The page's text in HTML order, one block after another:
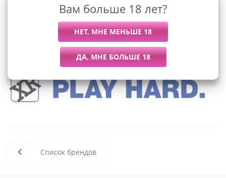
В данный момент нет активных
товаров
Список брендов
Вам больше 18 лет?